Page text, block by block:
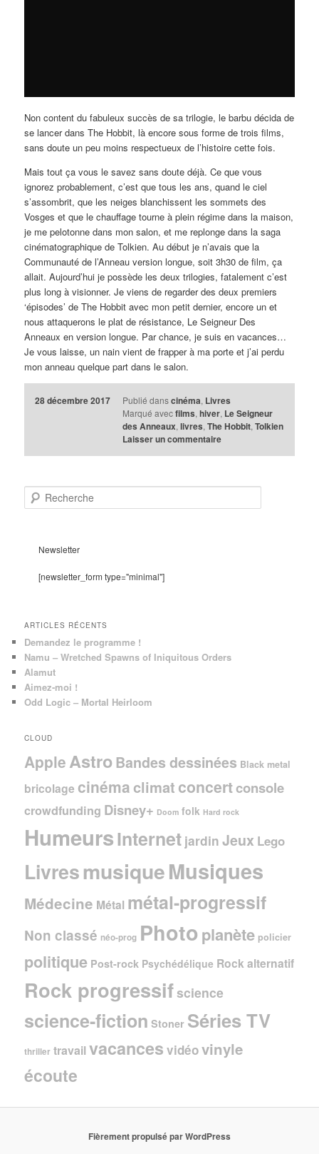
Non content du fabuleux succès de sa trilogie, le barbu décida de
se lancer dans The Hobbit, là encore sous forme de trois films,
sans doute un peu moins respectueux de l’histoire cette fois.
Mais tout ça vous le savez sans doute déjà. Ce que vous
ignorez probablement, c’est que tous les ans, quand le ciel
s’assombrit, que les neiges blanchissent les sommets des
Vosges et que le chauffage tourne à plein régime dans la maison,
je me pelotonne dans mon salon, et me replonge dans la saga
cinématographique de Tolkien. Au début je n’avais que la
Communauté de l’Anneau version longue, soit 3h30 de film, ça
allait. Aujourd’hui je possède les deux trilogies, fatalement c’est
plus long à visionner. Je viens de regarder des deux premiers
‘épisodes’ de The Hobbit avec mon petit dernier, encore un et
nous attaquerons le plat de résistance, Le Seigneur Des
Anneaux en version longue. Par chance, je suis en vacances…
Je vous laisse, un nain vient de frapper à ma porte et j’ai perdu
mon anneau quelque part dans le salon.
28 décembre 2017 Publié dans cinéma, Livres
Marqué avec films, hiver, Le Seigneur
des Anneaux, livres, The Hobbit, Tolkien
Laisser un commentaire
e
Newsletter
[newsletter_form type="minimal"]
ARTICLES RÉCENTS
Demandez le programme !
Namu – Wretched Spawns of Iniquitous Orders
Alamut
Aimez-moi !
Odd Logic – Mortal Heirloom
CLOUD
Apple AstroBandes dessinées Black metal
bricolage cinéma climat concertconsole
crowdfunding Disney+ Doom folk Hard rock
HumeursInternet jardin Jeux Lego
LivresmusiqueMusiques
Médecine Métal métal-progressif
Non classé néo-prog Photo planète policier
politique Post-rock Psychédélique Rock alternatif
Rock progressifscience
science-fiction Stoner Séries TV
thriller travail vacances vidéovinyle
écoute
Fièrement propulsé par WordPress